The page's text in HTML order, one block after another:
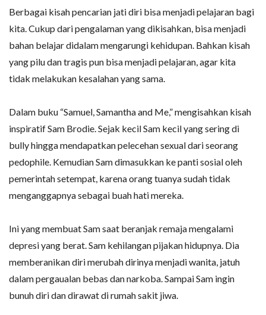
Berbagai kisah pencarian jati diri bisa menjadi pelajaran bagi
kita. Cukup dari pengalaman yang dikisahkan, bisa menjadi
bahan belajar didalam mengarungi kehidupan. Bahkan kisah
yang pilu dan tragis pun bisa menjadi pelajaran, agar kita
tidak melakukan kesalahan yang sama.
Dalam buku “Samuel, Samantha and Me,” mengisahkan kisah
inspiratif Sam Brodie. Sejak kecil Sam kecil yang sering di
bully hingga mendapatkan pelecehan sexual dari seorang
pedophile. Kemudian Sam dimasukkan ke panti sosial oleh
pemerintah setempat, karena orang tuanya sudah tidak
menganggapnya sebagai buah hati mereka.
Ini yang membuat Sam saat beranjak remaja mengalami
depresi yang berat. Sam kehilangan pijakan hidupnya. Dia
memberanikan diri merubah dirinya menjadi wanita, jatuh
dalam pergaualan bebas dan narkoba. Sampai Sam ingin
bunuh diri dan dirawat di rumah sakit jiwa.